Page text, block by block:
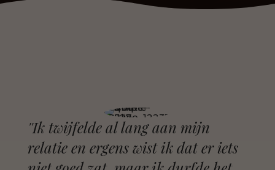
''Ik twijfelde al lang aan mijn
relatie en ergens wist ik dat er iets